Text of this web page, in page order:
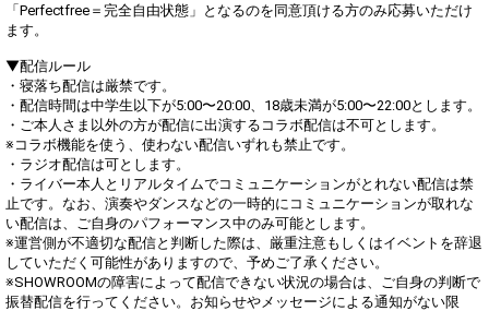
「Perfectfree＝完全自由状態」となるのを同意頂ける方のみ応募いただけ
ます。
▼配信ルール
・寝落ち配信は厳禁です。
・配信時間は中学生以下が5:00〜20:00、18歳未満が5:00〜22:00とします。
・ご本人さま以外の方が配信に出演するコラボ配信は不可とします。
※コラボ機能を使う、使わない配信いずれも禁止です。
・ラジオ配信は可とします。
・ライバー本人とリアルタイムでコミュニケーションがとれない配信は禁
止です。なお、演奏やダンスなどの一時的にコミュニケーションが取れな
い配信は、ご自身のパフォーマンス中のみ可能とします。
※運営側が不適切な配信と判断した際は、厳重注意もしくはイベントを辞退
していただく可能性がありますので、予めご了承ください。
※SHOWROOMの障害によって配信できない状況の場合は、ご自身の判断で
振替配信を行ってください。お知らせやメッセージによる通知がない限